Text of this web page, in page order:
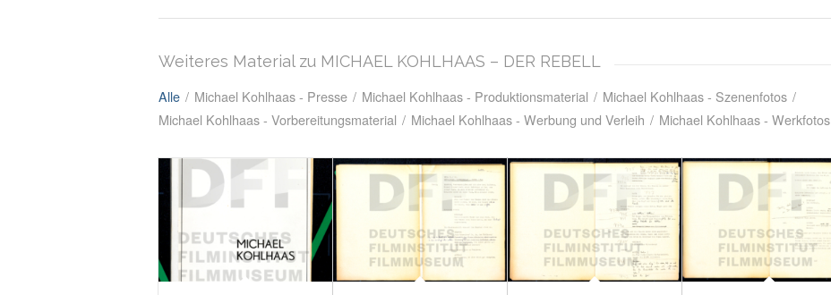
Weiteres Material zu MICHAEL KOHLHAAS – DER REBELL
Alle / Michael Kohlhaas - Presse / Michael Kohlhaas - Produktionsmaterial / Michael Kohlhaas - Szenenfotos /
Michael Kohlhaas - Vorbereitungsmaterial / Michael Kohlhaas - Werbung und Verleih / Michael Kohlhaas - Werkfotos